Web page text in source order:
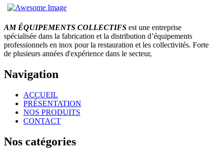
AM ÉQUIPEMENTS COLLECTIFS est une entreprise
spécialisée dans la fabrication et la distribution d’équipements
professionnels en inox pour la restauration et les collectivités. Forte
de plusieurs années d'expérience dans le secteur,
Navigation
ACCUEIL
PRÉSENTATION
NOS PRODUITS
CONTACT
Nos catégories